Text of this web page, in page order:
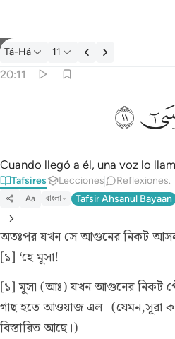
Tafsir: Tá-Há 20:11
Tá-Há 11
20:11
فَلَمَّآ أَتَىٰهَا نُودِىَ يَـٰمُوسَىٰٓ ١١ﲹ
Cuando llegó a él, una voz lo
Tafsires Lecciones Reflexiones.
Aa বাংলা Tafsir Ahsanul Bayaan
অতঃপর যখন সে আগুনের নিকট
[১] ‘হে মূসা!
[১] মূসা (আঃ) যখন আগুনের নিকট
গাছ হতে আওয়াজ এল। (যেমন,সূরা
বিস্তারিত আছে।)